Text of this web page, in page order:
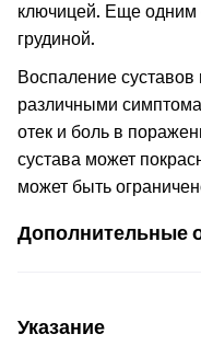
ключицей. Еще одним
грудиной.
Воспаление
различными
отек и боль в
сустава может
может быть
Дополнительные
Указание